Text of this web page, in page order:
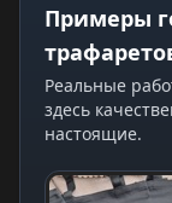
Примеры
Реальные
здесь
настоящие.